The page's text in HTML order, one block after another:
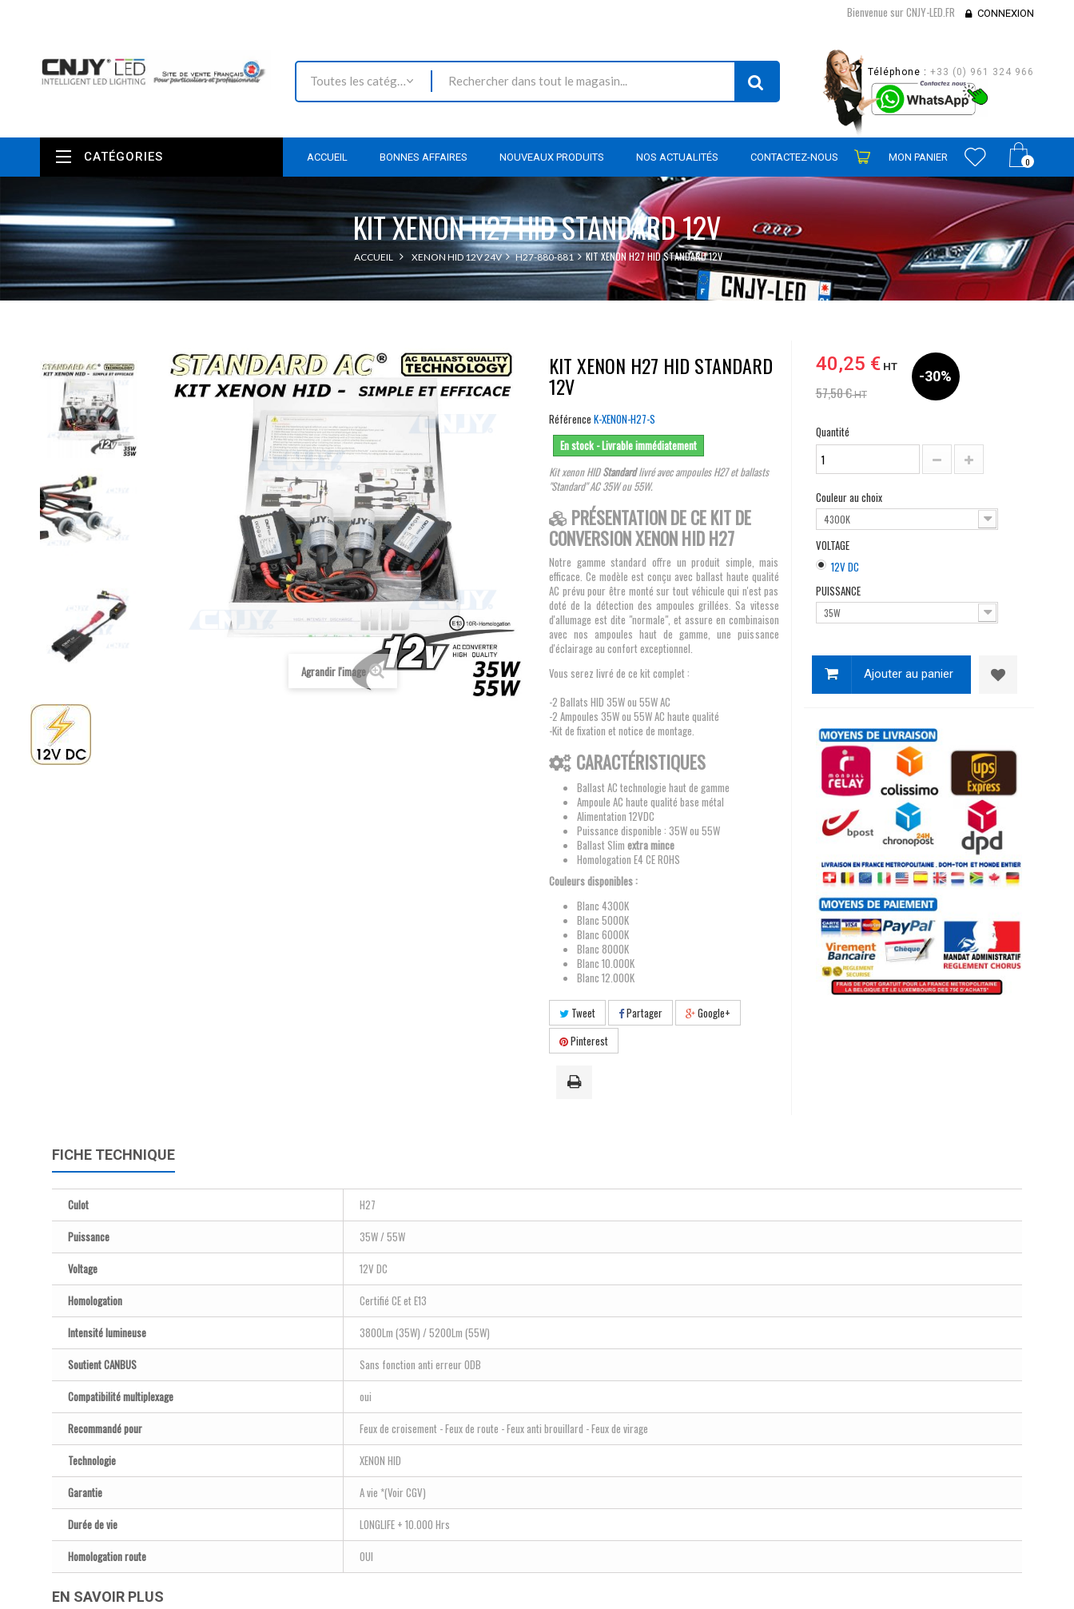
Bienvenue sur CNJY-LED.FR CONNEXION
Toutes les catégories
Téléphone : +33 (0) 961 324 966
0
ACCUEIL BONNES AFFAIRES NOUVEAUX PRODUITS NOS ACTUALITÉS CONTACTEZ-NOUS MON PANIER
CATÉGORIES
KIT XENON H27 HID STANDARD 12V
ACCUEIL XENON HID 12V 24V H27-880-881 KIT XENON H27 HID STANDARD 12V
Agrandir l'image
KIT XENON H27 HID STANDARD
12V
Référence K-XENON-H27-S
En stock - Livrable immédiatement
Kit xenon HIDStandardlivré avec ampoules H27 et ballasts
"Standard" AC 35W ou 55W.
PRÉSENTATION DE CE KIT DE
CONVERSION XENON HID H27
Notre gamme standard offre un produit simple, mais
efficace. Ce modèle est conçu avec ballast haute qualité
AC prévu pour être monté sur tout véhicule qui n'est pas
doté de la détection des ampoules grillées. Sa vitesse
d'allumage est dite "normale", et assure en combinaison
avec nos ampoules haut de gamme, une puissance
d'éclairage au confort exceptionnel.
Vous serez livré de ce kit complet :
-2 Ballats HID 35W ou 55W AC
-2 Ampoules 35W ou 55W AC haute qualité
-Kit de fixation et notice de montage.
CARACTÉRISTIQUES
Ballast AC technologie haut de gamme
Ampoule AC haute qualité base métal
Alimentation 12VDC
Puissance disponible : 35W ou 55W
Ballast Slim extra mince
Homologation E4 CE ROHS
Couleurs disponibles :
Blanc 4300K
Blanc 5000K
Blanc 6000K
Blanc 8000K
Blanc 10.000K
Blanc 12.000K
Tweet Partager
Google+
Pinterest
40,25 €HT
57,50 €HT
-30%
Quantité
Couleur au choix
4300K
VOLTAGE
12V DC
PUISSANCE
35W
Ajouter au panier
FICHE TECHNIQUE
Culot
H27
Puissance
35W / 55W
Voltage
12V DC
Homologation
Certifié CE et E13
Intensité lumineuse
3800Lm (35W) / 5200Lm (55W)
Soutient CANBUS
Sans fonction anti erreur ODB
Compatibilité multiplexage
oui
Recommandé pour
Feux de croisement - Feux de route - Feux anti brouillard - Feux de virage
Technologie
XENON HID
Garantie
A vie *(Voir CGV)
Durée de vie
LONGLIFE + 10.000 Hrs
Homologation route
OUI
EN SAVOIR PLUS